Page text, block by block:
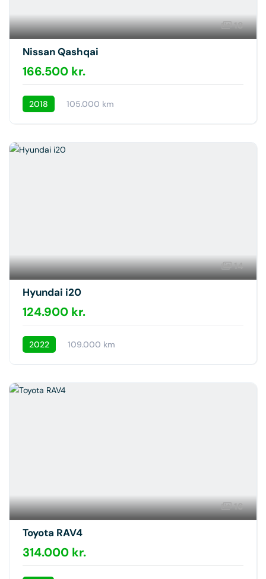
18
Nissan Qashqai
166.500 kr.
2018 105.000 km
14
Hyundai i20
124.900 kr.
2022 109.000 km
16
Toyota RAV4
314.000 kr.